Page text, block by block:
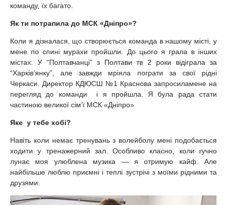
команду, їх багато.
Як ти потрапила до МСК «Дніпро»?
Коли я дізналася, що створюється команда в нашому місті, у
мене по спині мурахи пройшли. До цього я грала в інших
містах: У “Полтавчанці” з Полтави тв 2 роки відіграла за
“Харків’янку”, але завжди мріяла пограти за свої рідні
Черкаси. Директор КДЮСШ №1 Краснова запросиламене на
перегляд до команди і я пройшла. Я була рада стати
частиною великої сім’ї МСК «Дніпро»
Яке у тебе хобі?
Навіть коли немає тренувань з волейболу мені подобається
ходити у тренажерний зал. Особливо класно, коли гучно
лунає моя улюблена музика — я отримую кайф. Але
найбільше люблю приємні і теплі зустрічі з моїми рідними та
друзями.